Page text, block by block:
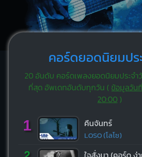
คอร์ดยอดนิยมปร
20 อันดับ คอร์ดเพลงยอดนิยมประจำ
ที่สุด อัพเดทอันดับทุกวัน ( ข้อมูลวัน
20:00)
1 คืนจันทร์
LOSO (โลโซ)